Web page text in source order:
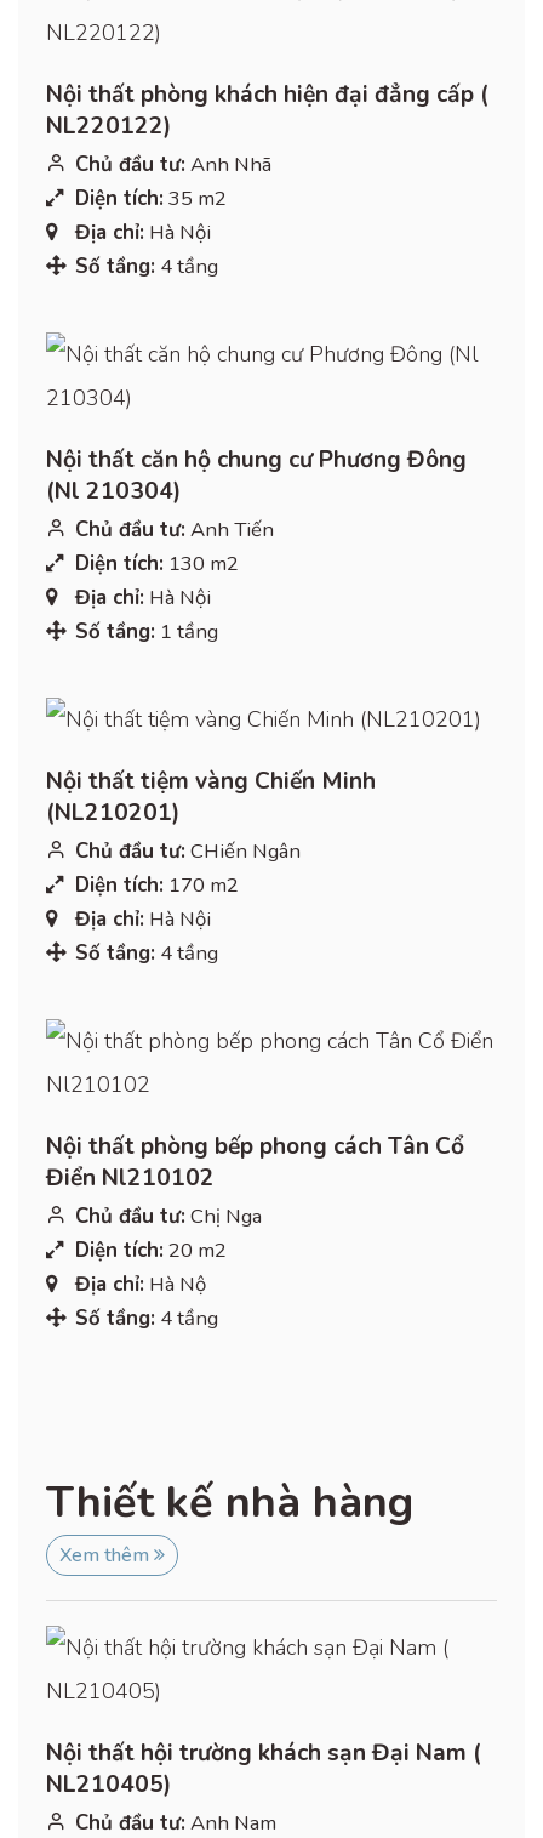
Nội thất phòng khách hiện đại đẳng cấp (
NL220122)
Chủ đầu tư: Anh Nhã
Diện tích: 35 m2
Địa chỉ: Hà Nội
Số tầng: 4 tầng
Nội thất căn hộ chung cư Phương Đông
(Nl 210304)
Chủ đầu tư: Anh Tiến
Diện tích: 130 m2
Địa chỉ: Hà Nội
Số tầng: 1 tầng
Nội thất tiệm vàng Chiến Minh
(NL210201)
Chủ đầu tư: CHiến Ngân
Diện tích: 170 m2
Địa chỉ: Hà Nội
Số tầng: 4 tầng
Nội thất phòng bếp phong cách Tân Cổ
Điển Nl210102
Chủ đầu tư: Chị Nga
Diện tích: 20 m2
Địa chỉ: Hà Nộ
Số tầng: 4 tầng
Thiết kế nhà hàng
Xem thêm
Nội thất hội trường khách sạn Đại Nam (
NL210405)
Chủ đầu tư: Anh Nam